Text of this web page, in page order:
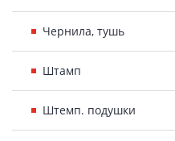
Чернила, тушь
Штамп
Штемп. подушки